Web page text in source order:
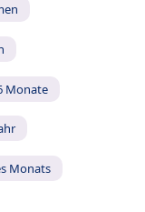
Monate
Monats